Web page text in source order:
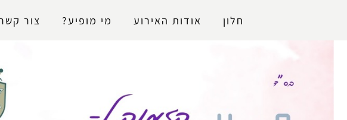
חלון אודות האירוע מי מופיע? צור